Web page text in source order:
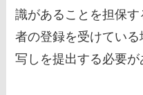
識があることを担保
者の登録を受けてい
写しを提出する必要が